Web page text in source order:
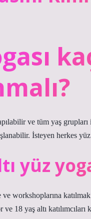
ve tüm yaş
İsteyen herkes
yüz
workshoplarına
18 yaş altı